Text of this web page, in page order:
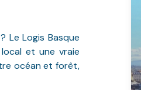
? Le Logis Basque
et une vraie
océan et forêt,